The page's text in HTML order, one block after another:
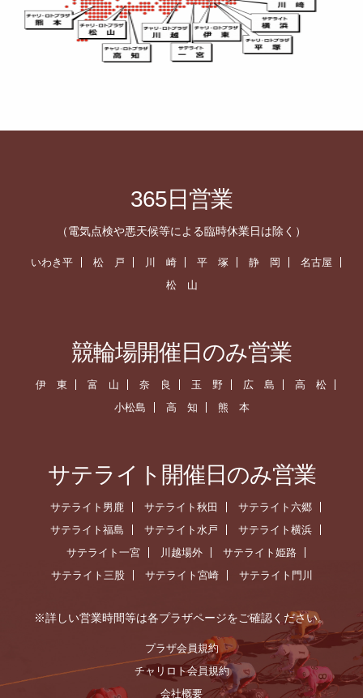
365日営業
（電気点検や悪天候等による臨時休業日は除く）
いわき平 松 戸 川 崎 平 塚 静 岡
名古屋
松 山
競輪場開催日のみ営業
伊 東 富 山 奈 良 玉 野 広 島
高 松
小松島
高 知 熊 本
サテライト開催日のみ営業
サテライト男鹿 サテライト秋田
サテライト六郷
サテライト福島
サテライト水戸
サテライト横浜
サテライト一宮
川越場外
サテライト姫路
サテライト三股
サテライト宮崎 サテライト門川
※詳しい営業時間等は各プラザページをご確認ください。
プラザ会員規約
チャリロト会員規約
会社概要